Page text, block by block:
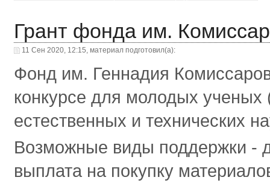
Грант фонда им.
11 Сен 2020, 12:15, материал подготовил(а):
Фонд им. Геннадия
конкурсе для молодых
естественных и технических
Возможные виды поддержки -
выплата на покупку